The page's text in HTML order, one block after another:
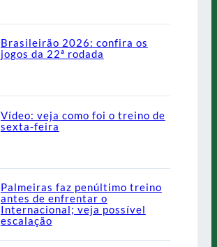
Brasileirão 2026: confira os
jogos da 22ª rodada
Vídeo: veja como foi o treino de
sexta-feira
Palmeiras faz penúltimo treino
antes de enfrentar o
Internacional; veja possível
escalação